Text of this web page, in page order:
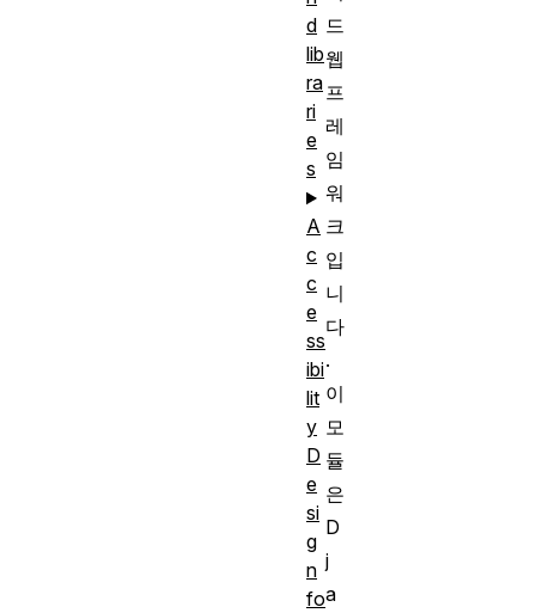
드
웹
프
레
임
워
크
입
니
다
.
이
모
듈
은
D
j
a
d
lib
ra
ri
e
s
A
c
c
e
ss
ibi
lit
y
D
e
si
g
n
fo